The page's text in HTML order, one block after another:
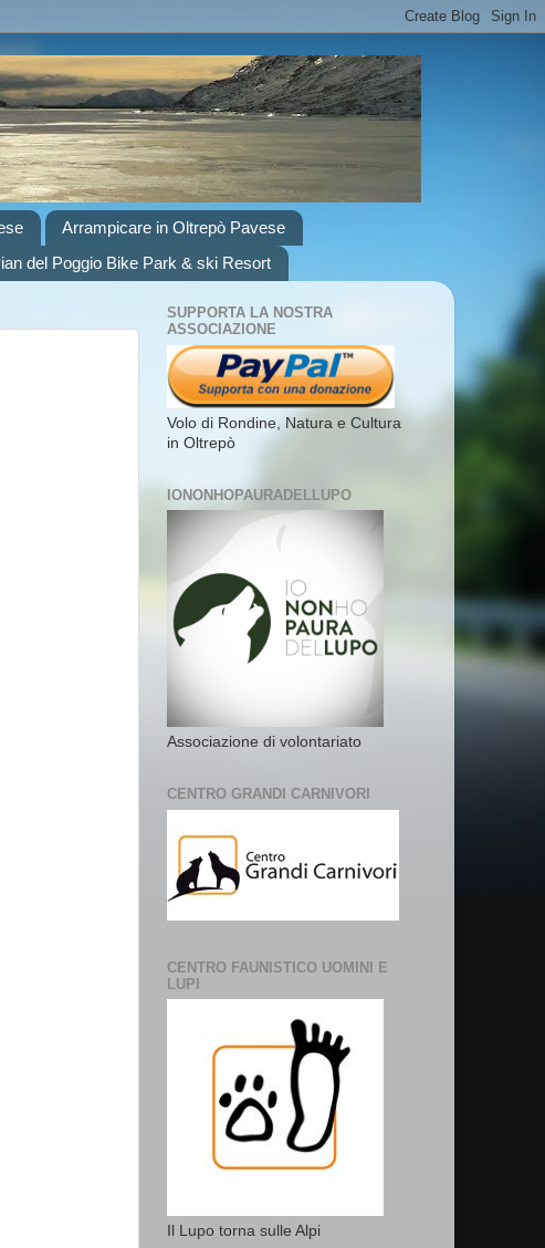
Arrampicare in Oltrepò Pavese
del Poggio Bike Park & ski Resort
SUPPORTA LA NOSTRA
ASSOCIAZIONE
Volo di Rondine, Natura e Cultura
in Oltrepò
IONONHOPAURADELLUPO
Associazione di volontariato
CENTRO GRANDI CARNIVORI
CENTRO FAUNISTICO UOMINI E
LUPI
Il Lupo torna sulle Alpi